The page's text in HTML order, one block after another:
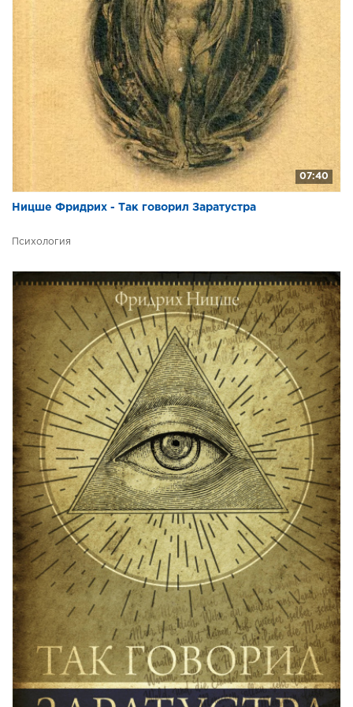
40-189 Так говорил Заратустра
41-189 Так говорил Заратустра
42-189 Так говорил Заратустра
43-189 Так говорил Заратустра
44-189 Так говорил Заратустра
45-189 Так говорил Заратустра
46-189 Так говорил Заратустра
47-189 Так говорил Заратустра
50-189 Так говорил Заратустра
51-189 Так говорил Заратустра
52-189 Так говорил Заратустра
53-189 Так говорил Заратустра
54-189 Так говорил Заратустра
55-189 Так говорил Заратустра
56-189 Так говорил Заратустра
57-189 Так говорил Заратустра
58-189 Так говорил Заратустра
59-189 Так говорил Заратустра
60-189 Так говорил Заратустра
61-189 Так говорил Заратустра
62-189 Так говорил Заратустра
63-189 Так говорил Заратустра
64-189 Так говорил Заратустра
65-189 Так говорил Заратустра
66-189 Так говорил Заратустра
07:40
Ницше Фридрих - Так говорил Заратустра
Психология